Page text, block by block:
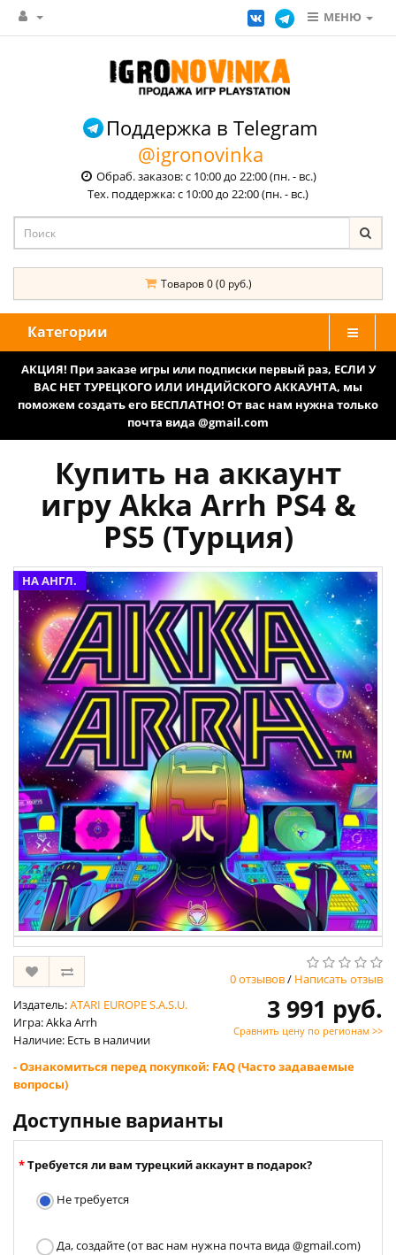
МЕНЮ
Поддержка в Telegram
@igronovinka
Обраб. заказов: с 10:00 до 22:00 (пн. - вс.)
Тех. поддержка: с 10:00 до 22:00 (пн. - вс.)
Товаров 0 (0 руб.)
Категории
АКЦИЯ! При заказе игры или подписки первый раз, ЕСЛИ У
ВАС НЕТ ТУРЕЦКОГО ИЛИ ИНДИЙСКОГО АККАУНТА, мы
поможем создать его БЕСПЛАТНО! От вас нам нужна только
почта вида @gmail.com
Купить на аккаунт
игру Akka Arrh PS4 &
PS5 (Турция)
НА АНГЛ.
0 отзывов/ Написать отзыв
Издатель:ATARI EUROPE S.A.S.U.
Игра: Akka Arrh
Наличие: Есть в наличии
3 991 руб.
Сравнить цену по регионам >>
- Ознакомиться перед покупкой: FAQ (Часто задаваемые
вопросы)
Доступные варианты
Требуется ли вам турецкий аккаунт в подарок?
Не требуется
Да, создайте (от вас нам нужна почта вида @gmail.com)